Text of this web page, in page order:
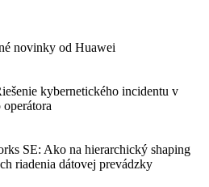
novinky od Huawei
kybernetického incidentu v
SE: Ako na hierarchický shaping
riadenia dátovej prevádzky